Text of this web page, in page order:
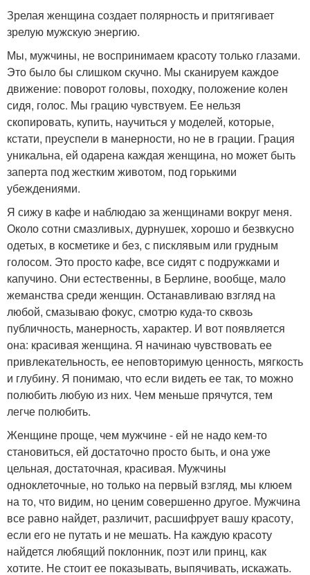
Зрелая женщина создает полярность и притягивает
зрелую мужскую энергию.
Мы, мужчины, не воспринимаем красоту только глазами.
Это было бы слишком скучно. Мы сканируем каждое
движение: поворот головы, походку, положение колен
сидя, голос. Мы грацию чувствуем. Ее нельзя
скопировать, купить, научиться у моделей, которые,
кстати, преуспели в манерности, но не в грации. Грация
уникальна, ей одарена каждая женщина, но может быть
заперта под жестким животом, под горькими
убеждениями.
Я сижу в кафе и наблюдаю за женщинами вокруг меня.
Около сотни смазливых, дурнушек, хорошо и безвкусно
одетых, в косметике и без, с писклявым или грудным
голосом. Это просто кафе, все сидят с подружками и
капучино. Они естественны, в Берлине, вообще, мало
жеманства среди женщин. Останавливаю взгляд на
любой, смазываю фокус, смотрю куда-то сквозь
публичность, манерность, характер. И вот появляется
она: красивая женщина. Я начинаю чувствовать ее
привлекательность, ее неповторимую ценность, мягкость
и глубину. Я понимаю, что если видеть ее так, то можно
полюбить любую из них. Чем меньше прячутся, тем
легче полюбить.
Женщине проще, чем мужчине - ей не надо кем-то
становиться, ей достаточно просто быть, и она уже
цельная, достаточная, красивая. Мужчины
одноклеточные, но только на первый взгляд, мы клюем
на то, что видим, но ценим совершенно другое. Мужчина
все равно найдет, различит, расшифрует вашу красоту,
если его не путать и не мешать. На каждую красоту
найдется любящий поклонник, поэт или принц, как
хотите. Не стоит ее показывать, выпячивать, искажать.